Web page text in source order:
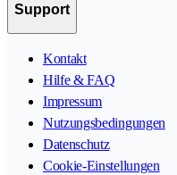
Support
Kontakt
Hilfe & FAQ
Impressum
Nutzungsbedingungen
Datenschutz
Cookie-Einstellungen